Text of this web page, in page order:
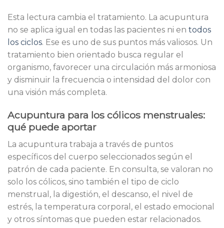
Esta lectura cambia el tratamiento. La acupuntura
no se aplica igual en todas las pacientes ni en todos
los ciclos. Ese es uno de sus puntos más valiosos. Un
tratamiento bien orientado busca regular el
organismo, favorecer una circulación más armoniosa
y disminuir la frecuencia o intensidad del dolor con
una visión más completa.
Acupuntura para los cólicos menstruales:
qué puede aportar
La acupuntura trabaja a través de puntos
específicos del cuerpo seleccionados según el
patrón de cada paciente. En consulta, se valoran no
solo los cólicos, sino también el tipo de ciclo
menstrual, la digestión, el descanso, el nivel de
estrés, la temperatura corporal, el estado emocional
y otros síntomas que pueden estar relacionados.